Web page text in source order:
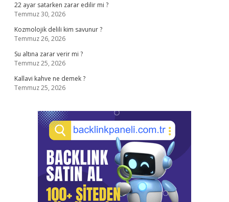
22 ayar satarken zarar edilir mi ?
Temmuz 30, 2026
Kozmolojik delili kim savunur ?
Temmuz 26, 2026
Su altına zarar verir mi ?
Temmuz 25, 2026
Kallavi kahve ne demek ?
Temmuz 25, 2026